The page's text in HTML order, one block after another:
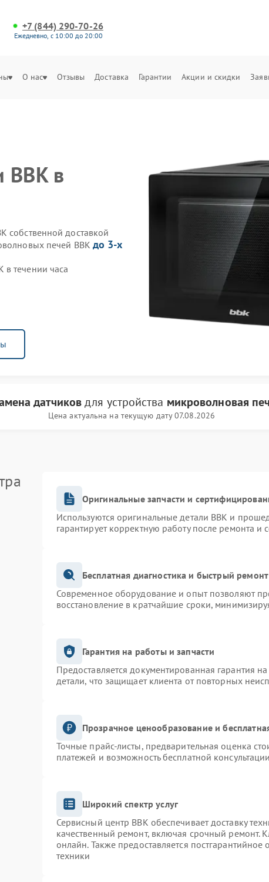
+7 (844) 290-70-26
Ежедневно, с 10:00 до 20:00
О нас Отзывы Доставка Гарантии Акции и скидки
BBK в
собственной доставкой
печей BBK до 3-х
течении часа
датчиковдля устройства микроволновая
Цена актуальна на текущую дату 07.08.2026
Оригинальные запчасти и
Используются оригинальные детали BBK и
гарантирует корректную работу после ремонта и
Бесплатная диагностика и быстрый ремонт
Современное оборудование и опыт позволяют
восстановление в кратчайшие сроки,
Гарантия на работы и запчасти
Предоставляется документированная гарантия
детали, что защищает клиента от повторных
Прозрачное ценообразование и
Точные прайс-листы, предварительная оценка
платежей и возможность бесплатной
Широкий спектр услуг
Сервисный центр BBK обеспечивает доставку
качественный ремонт, включая срочный ремонт.
онлайн. Также предоставляется
техники